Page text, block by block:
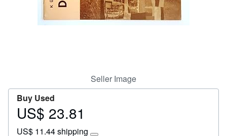
Start Selling
Seller Image
Buy Used
Price
US$ 23.81
US$ 11.44 shipping